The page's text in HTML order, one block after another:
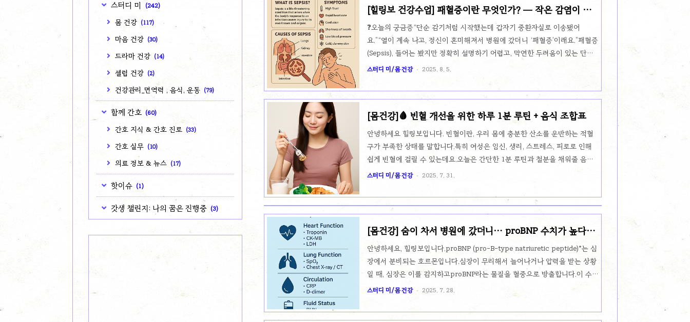
스터디 미 (242)
몸 건강 (117)
마음 건강 (30)
드라마 건강 (14)
셀럽 건강 (2)
건강관리_면역력 , 음식, 운동 (79)
함께 간호 (60)
간호 지식 & 간호 진로 (33)
간호 실무 (10)
의료 정보 & 뉴스 (17)
핫이슈 (1)
갓생 챌린지: 나의 꿈은 진행중 (3)
자세나 갑작스러운 목의 꺾임은 신경을 압박하거나, 일시적인 혈류 이상을 일
으킬 수 있습니다.❗ 하지만 미세 뇌출혈일 가능성은?보통 미세 뇌출혈
(microbleed)은 초기에는 별다른 증상이..
[힐링보 건강수업] 패혈증이란 무엇인가? — 작은 감염이 생
명을 위협할 수 있을 때
❓오늘의 궁금증“단순 감기처럼 시작했는데 갑자기 중환자실로 이송됐어
요.”“열이 계속 나고, 정신이 혼미해져서 병원에 갔더니 ‘패혈증’이래요.”패혈증
(Sepsis), 들어는 봤지만 정확히 설명하기 어렵고, 막연한 두려움이 있는 단어
입니다.오늘은 이 ‘보이지 않는 전신 감염의 폭풍’에 대해 쉽게 설명해볼게요.
몸의 주요 장기들이 기능을 잃기 시작하는 상태를 말합니다.📌 정의 (Sepsis,
현상📉 어떤 과정으로 진행될까?감염 초기 → 패혈증 → 패혈성 쇼크 → 다발
성 장기부전(MODS)단계설명① 단순 감염피부, 폐, 요로, 복부 등 어느 부위든
감염이 시..
스터디 미/몸 건강 2025. 8. 5.
[몸건강]🩸 빈혈 개선을 위한 하루 1분 루틴 + 음식 조합표
안녕하세요 힐링보입니다. 빈혈이란, 우리 몸에 충분한 산소를 운반하는 적혈
구가 부족한 상태를 말합니다.특히 여성은 임신, 생리, 스트레스, 피로로 인해
쉽게 빈혈에 걸릴 수 있는데요.오늘은 간단한 1분 루틴과 철분을 채워줄 음식
조합으로 빈혈을 개선하는 방법을 알려드릴게요.✅ 빈혈 개선을 위한 하루 1분
치지 않고, 하루 1분만 투자하면 혈액 건강이 점차 좋아지는 효과를 경험할 수
있습니다.1. 아침: 햇볕 10분 받기철분 흡수와 비타민 D의 결합이 중요합니다.
아침에 창문을 열고 잠깐이라도 햇볕을 쬐며 하루를 시작하세요!2. 점심 후: 간
단한 스트레칭 1..
스터디 미/몸 건강 2025. 7. 31.
[몸건강] 숨이 차서 병원에 갔더니… proBNP 수치가 높다고
요?
안녕하세요, 힐링보입니다.proBNP (pro-B-type natriuretic peptide)*는 심
장에서 분비되는 호르몬입니다.심장이 무리해서 늘어나거나 압력을 받는 상황
일 때, 심장은 이를 감지하고proBNP라는 물질을 혈중으로 방출합니다.이 수치
는 주로 심부전(Heart Failure)을 진단하거나,현재 심장이 얼마나 힘든 상태인
서 혈액을 충분히 펌프질하지 못할 때폐에 물이 차거나, 호흡 곤란 증상이 동반
스터디 미/몸 건강 2025. 7. 28.